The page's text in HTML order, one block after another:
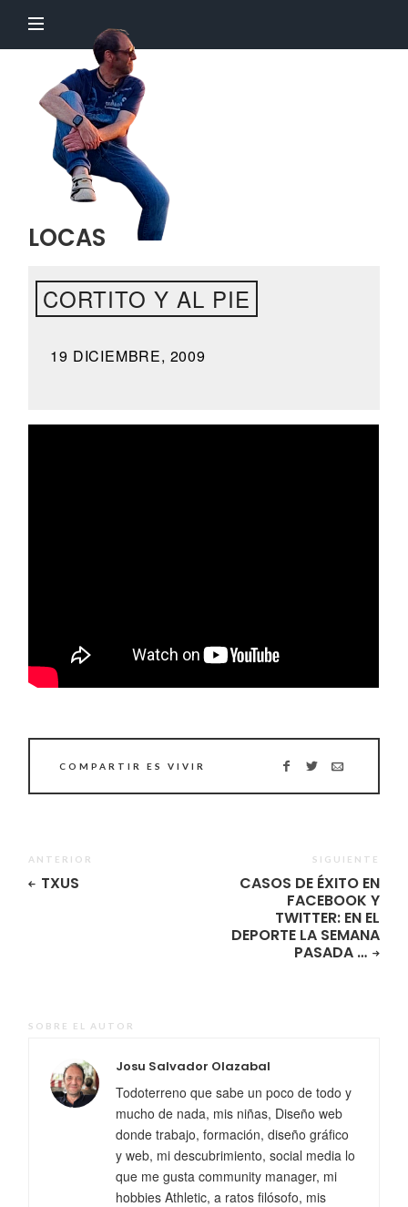
Profesor
LOCAS
CORTITO Y AL PIE
19 DICIEMBRE, 2009
COMPARTIR ES VIVIR
ANTERIOR
TXUS
SIGUIENTE
CASOS DE ÉXITO EN
FACEBOOK Y
TWITTER: EN EL
DEPORTE LA SEMANA
PASADA …
SOBRE EL AUTOR
Josu Salvador Olazabal
Todoterreno que sabe un poco de todo y
mucho de nada, mis niñas, Diseño web
donde trabajo, formación, diseño gráfico
y web, mi descubrimiento, social media lo
que me gusta community manager, mi
hobbies Athletic, a ratos filósofo, mis